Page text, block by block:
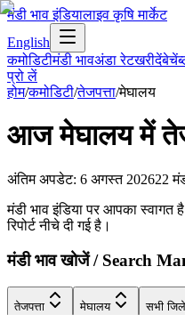
मंडी भाव इंडियालाइव कृषि मार्केट
English
कमोडिटीमंडी भावअंडा रेटखरीदेंबेचें
प्रो लें
होम/कमोडिटी/तेजपत्ता/मेघालय
आजमेघालयमें
अंतिम अपडेट: 6 अगस्त 202622
मंडी भाव इंडिया पर आपका
रिपोर्ट नीचे दी गई है।
मंडी भाव खोजें / Search
तेजपत्ता मेघालय सभी जिले